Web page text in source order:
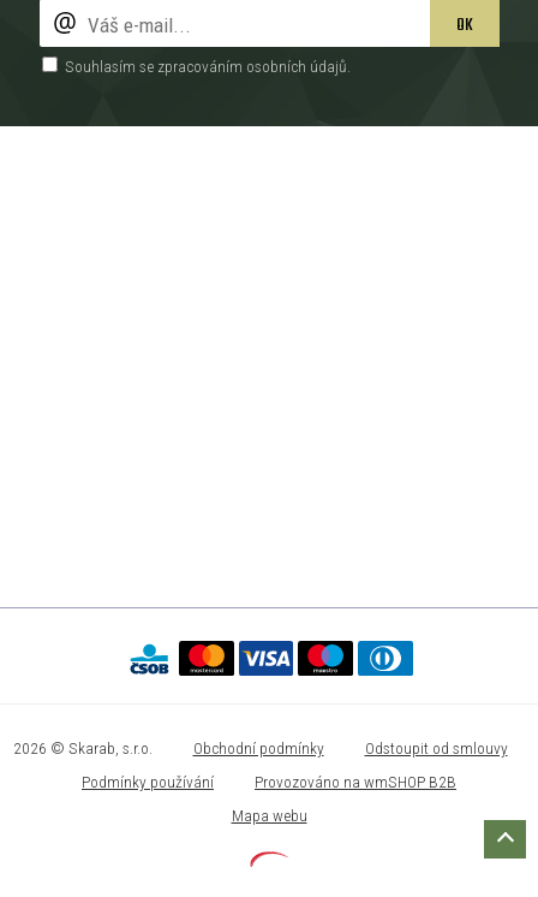
OK
Souhlasím se zpracováním osobních údajů
2026 © Skarab, s.r.o. Obchodní podmínky
Odstoupit od smlouvy
Podmínky používání
Provozováno na wmSHOP B2B
Mapa webu